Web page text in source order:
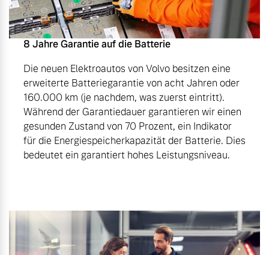
8 Jahre Garantie auf die Batterie
Die neuen Elektroautos von Volvo besitzen eine
erweiterte Batteriegarantie von acht Jahren oder
160.000 km (je nachdem, was zuerst eintritt).
Während der Garantiedauer garantieren wir einen
gesunden Zustand von 70 Prozent, ein Indikator
für die Energiespeicherkapazität der Batterie. Dies
bedeutet ein garantiert hohes Leistungsniveau.